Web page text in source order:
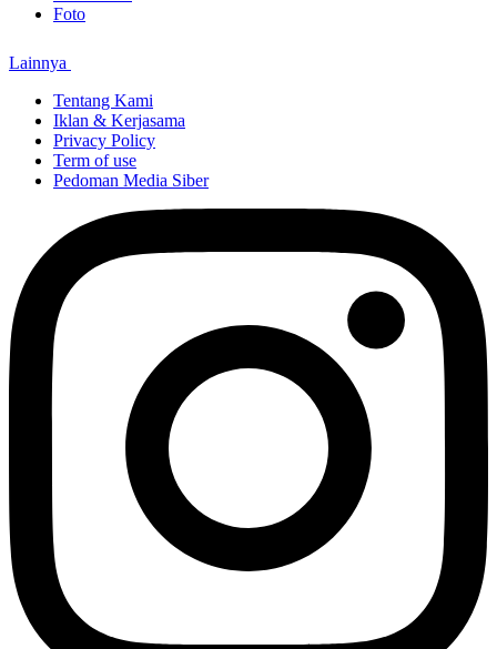
Foto
Lainnya
Tentang Kami
Iklan & Kerjasama
Privacy Policy
Term of use
Pedoman Media Siber